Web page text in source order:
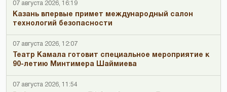
07 августа 2026, 16:19
Казань впервые примет международный салон
технологий безопасности
07 августа 2026, 12:07
Театр Камала готовит специальное мероприятие к
90-летию Минтимера Шаймиева
07 августа 2026, 11:54